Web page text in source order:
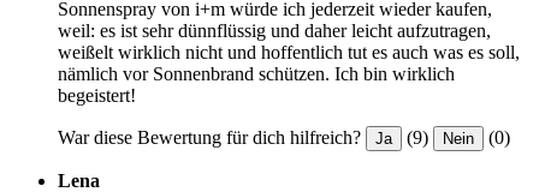
Sonnenspray von i+m würde ich jederzeit wieder kaufen,
weil: es ist sehr dünnflüssig und daher leicht aufzutragen,
weißelt wirklich nicht und hoffentlich tut es auch was es soll,
nämlich vor Sonnenbrand schützen. Ich bin wirklich
begeistert!
War diese Bewertung für dich hilfreich? Ja (9) Nein (0)
Lena